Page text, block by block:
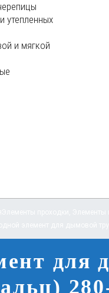
утепленных
и мягкой
для